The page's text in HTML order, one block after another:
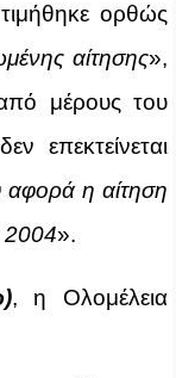
ορθώς
αίτησης»,
μέρους του
επεκτείνεται
η αίτηση
2004».
, η Ολομέλεια